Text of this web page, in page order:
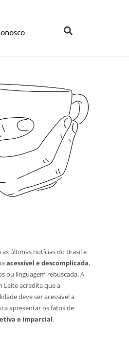
últimas notícias do Brasil e
acessível e descomplicada,
ou linguagem rebuscada. A
Leite acredita que a
deve ser acessível a
apresentar os fatos de
e imparcial.